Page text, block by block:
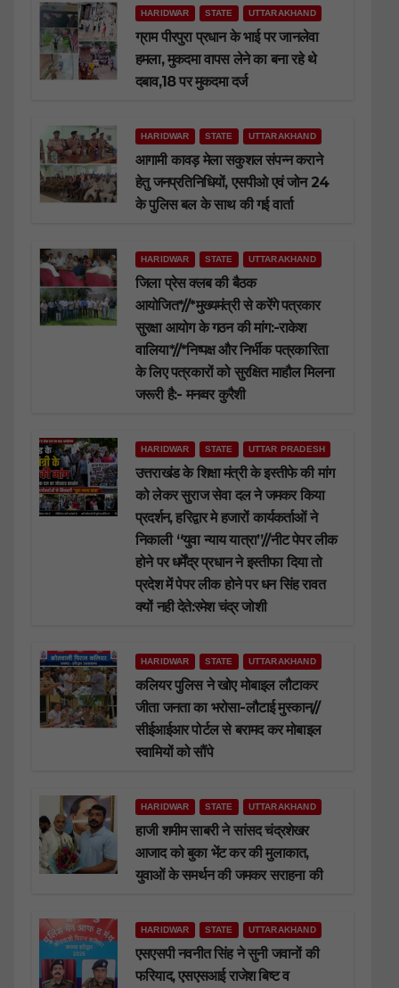
HARIDWAR STATE UTTARAKHAND
ग्राम पीरपुरा प्रधान के भाई पर जानलेवा
हमला, मुकदमा वापस लेने का बना रहे थे
दबाव,18 पर मुकदमा दर्ज
HARIDWAR STATE UTTARAKHAND
आगामी कावड़ मेला सकुशल संपन्न कराने
हेतु जनप्रतिनिधियों, एसपीओ एवं जोन 24
के पुलिस बल के साथ की गई वार्ता
HARIDWAR STATE UTTARAKHAND
जिला प्रेस क्लब की बैठक
आयोजित*//*मुख्यमंत्री से करेंगे पत्रकार
सुरक्षा आयोग के गठन की मांग:-राकेश
वालिया*//*निष्पक्ष और निर्भीक पत्रकारिता
के लिए पत्रकारों को सुरक्षित माहौल मिलना
जरूरी है:- मनव्वर कुरैशी
HARIDWAR STATE UTTAR PRADESH
उत्तराखंड के शिक्षा मंत्री के इस्तीफे की मांग
को लेकर सुराज सेवा दल ने जमकर किया
प्रदर्शन, हरिद्वार मे हजारों कार्यकर्ताओं ने
निकाली “युवा न्याय यात्रा”//नीट पेपर लीक
होने पर धर्मेंद्र प्रधान ने इस्तीफा दिया तो
प्रदेश में पेपर लीक होने पर धन सिंह रावत
क्यों नही देते:रमेश चंद्र जोशी
HARIDWAR STATE UTTARAKHAND
कलियर पुलिस ने खोए मोबाइल लौटाकर
जीता जनता का भरोसा-लौटाई मुस्कान//
सीईआईआर पोर्टल से बरामद कर मोबाइल
स्वामियों को सौंपे
HARIDWAR STATE UTTARAKHAND
हाजी शमीम साबरी ने सांसद चंद्रशेखर
आजाद को बुका भेंट कर की मुलाकात,
युवाओं के समर्थन की जमकर सराहना की
HARIDWAR STATE UTTARAKHAND
एसएसपी नवनीत सिंह ने सुनी जवानों की
फरियाद, एसएसआई राजेश बिष्ट व